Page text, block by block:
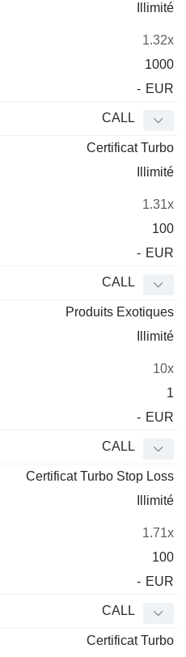
Illimité
1.32x
1000
- EUR
CALL
Certificat Turbo
Illimité
1.31x
100
- EUR
CALL
Produits Exotiques
Illimité
10x
1
- EUR
CALL
Certificat Turbo Stop Loss
Illimité
1.71x
100
- EUR
CALL
Certificat Turbo